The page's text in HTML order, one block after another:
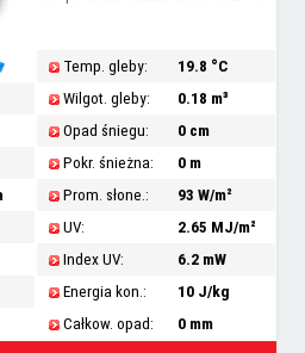
Temp. gleby:
19.8 °C
Wilgot. gleby:
0.18 m³
Opad śniegu:
0 cm
Pokr. śnieżna:
0 m
Prom. słone.:
93 W/m²
UV:
2.65 MJ/m²
Index UV:
6.2 mW
Energia kon.:
10 J/kg
Całkow. opad:
0 mm